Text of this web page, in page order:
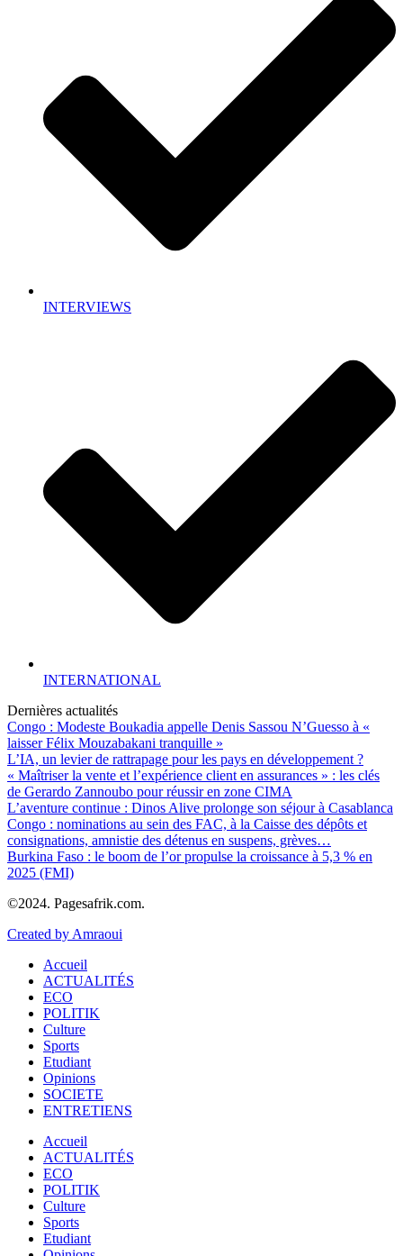
INTERVIEWS
INTERNATIONAL
Dernières actualités
Congo : Modeste Boukadia appelle Denis Sassou N’Guesso à «
laisser Félix Mouzabakani tranquille »
L’IA, un levier de rattrapage pour les pays en développement ?
« Maîtriser la vente et l’expérience client en assurances » : les clés
de Gerardo Zannoubo pour réussir en zone CIMA
L’aventure continue : Dinos Alive prolonge son séjour à Casablanca
Congo : nominations au sein des FAC, à la Caisse des dépôts et
consignations, amnistie des détenus en suspens, grèves…
Burkina Faso : le boom de l’or propulse la croissance à 5,3 % en
2025 (FMI)
©2024. Pagesafrik.com.
Created by Amraoui
Accueil
ACTUALITÉS
ECO
POLITIK
Culture
Sports
Etudiant
Opinions
SOCIETE
ENTRETIENS
Accueil
ACTUALITÉS
ECO
POLITIK
Culture
Sports
Etudiant